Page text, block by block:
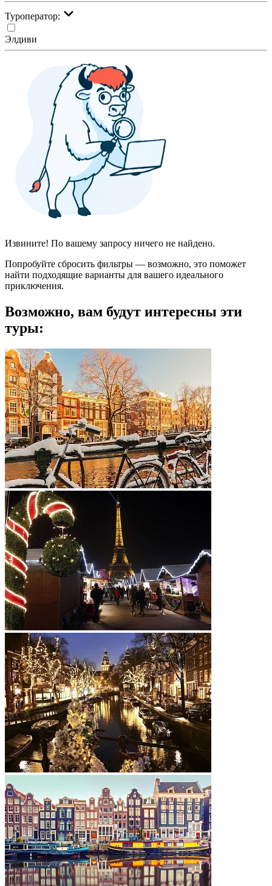
Туроператор:
Элдиви
Извините! По вашему запросу ничего не найдено.
Попробуйте сбросить фильтры — возможно, это поможет
найти подходящие варианты для вашего идеального
приключения.
Возможно, вам будут интересны эти
туры: